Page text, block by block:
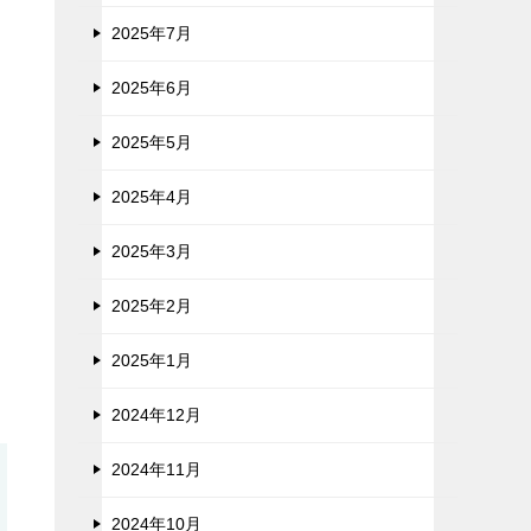
2025年7月
2025年6月
2025年5月
2025年4月
2025年3月
2025年2月
2025年1月
2024年12月
2024年11月
2024年10月